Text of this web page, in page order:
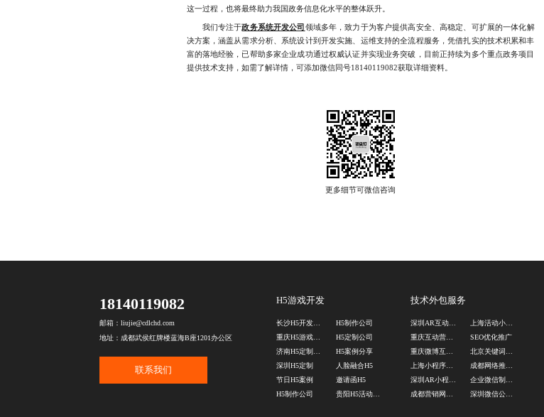
这一过程，也将最终助力我国政务信息化水平的整体跃升。
我们专注于政务系统开发公司 领域多年，致力于为客户提供高安全、高稳定、可扩展的一体化解
决方案，涵盖从需求分析、系统设计到开发实施、运维支持的全流程服务，凭借扎实的技术积累和丰
富的落地经验，已帮助多家企业成功通过权威认证并实现业务突破，目前正持续为多个重点政务项目
提供技术支持，如需了解详情，可添加微信同号18140119082获取详细资料。
18140119082
邮箱：liujie@cdlchd.com
地址：成都武侯红牌楼蓝海B座1201办公区
联系我们
H5游戏开发
长沙H5开发制作公司
H5制作公司
重庆H5游戏开发
H5定制公司
H5案例分享
深圳H5定制
人脸融合H5
节日H5案例
邀请函H5
H5制作公司
技术外包服务
深圳AR互动游戏制作
重庆互动营销游戏定制
SEO优化推广
上海小程序商城定制